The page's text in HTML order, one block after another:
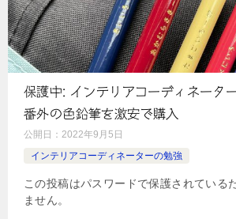
保護中: インテリアコーディネータ
番外の色鉛筆を激安で購入
公開日： 2022年9月5日
インテリアコーディネーターの勉強
この投稿はパスワードで保護されている
ません。